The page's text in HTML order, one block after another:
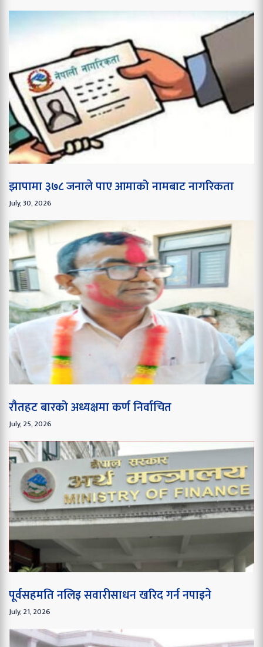
झापामा ३७८ जनाले पाए आमाको नामबाट नागरिकता
July, 30, 2026
रौतहट बारको अध्यक्षमा कर्ण निर्वाचित
July, 25, 2026
पूर्वसहमति नलिइ सवारीसाधन खरिद गर्न नपाइने
July, 21, 2026